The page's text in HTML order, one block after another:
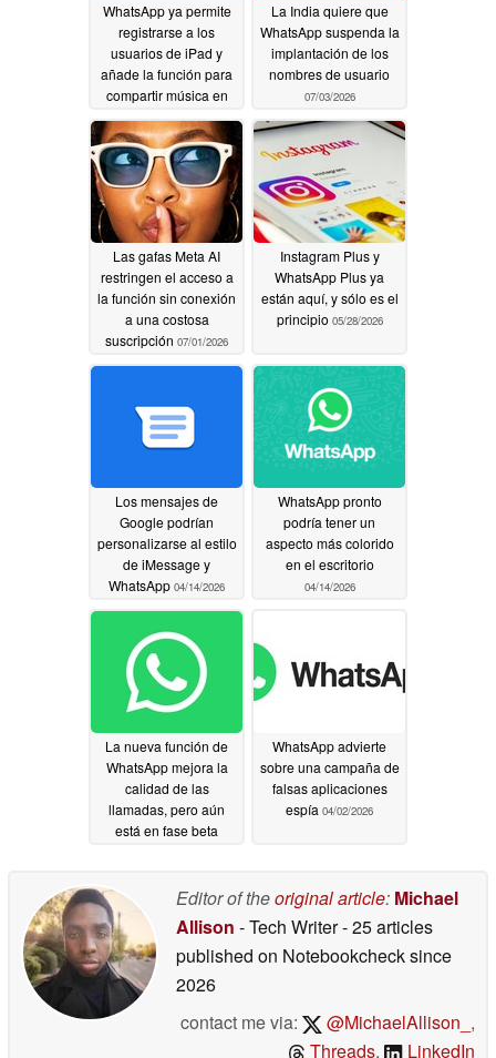
WhatsApp ya permite
registrarse a los
usuarios de iPad y
añade la función para
compartir música en
07/23/2026
La India quiere que
WhatsApp suspenda la
implantación de los
nombres de usuario
07/03/2026
Las gafas Meta AI
restringen el acceso a
la función sin conexión
a una costosa
suscripción 07/01/2026
Instagram Plus y
WhatsApp Plus ya
están aquí, y sólo es el
principio 05/28/2026
Los mensajes de
Google podrían
personalizarse al estilo
de iMessage y
WhatsApp 04/14/2026
WhatsApp pronto
podría tener un
aspecto más colorido
en el escritorio
04/14/2026
La nueva función de
WhatsApp mejora la
calidad de las
llamadas, pero aún
está en fase beta
WhatsApp advierte
sobre una campaña de
falsas aplicaciones
espía 04/02/2026
Editor of theoriginal article: Michael
Allison - Tech Writer- 25 articles
published on Notebookchecksince
2026
contact me via:
@MichaelAllison_ ,
Threads, LinkedIn